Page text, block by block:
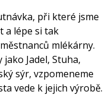
při které jsme
a lépe si tak
mlékárny.
Jadel, Stuha,
sýr, vzpomeneme
vede k jejich výrobě.